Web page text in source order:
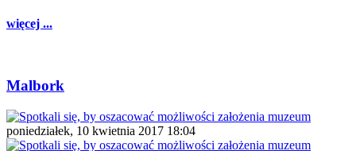
więcej ...
Malbork
poniedziałek, 10 kwietnia 2017 18:04